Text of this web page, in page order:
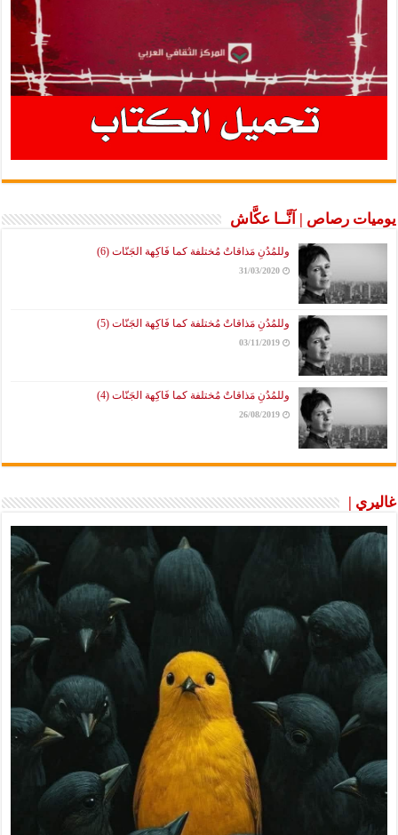
يوميات رصاص | آنَّــا عكَّاش
وللمُدُنِ مَذاقاتٌ مُختلفة كما فَاكِهة الجَنّات (6)
31/03/2020
وللمُدُنِ مَذاقاتٌ مُختلفة كما فَاكِهة الجَنّات (5)
03/11/2019
وللمُدُنِ مَذاقاتٌ مُختلفة كما فَاكِهة الجَنّات (4)
26/08/2019
غاليري |